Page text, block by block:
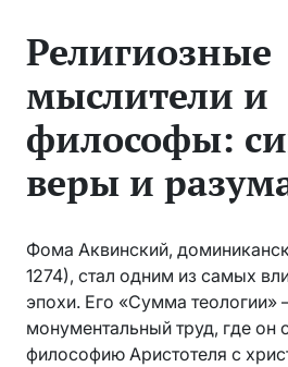
Религиозные
мыслители и
философы:
веры и
Фома Аквинский,
1274), стал одним из самых
эпохи. Его «Сумма теологии»
монументальный труд, где он
философию Аристотеля с